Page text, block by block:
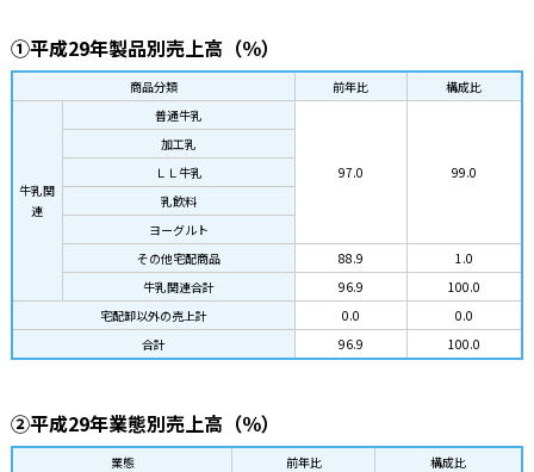
①平成29年製品別売上高（％）
商品分類 前年比 構成比
牛乳関
連
普通牛乳
97.0 99.0
加工乳
ＬＬ牛乳
乳飲料
ヨーグルト
その他宅配商品
88.9
1.0
牛乳関連合計
96.9
100.0
宅配卸以外の売上計
0.0
0.0
合計
96.9 100.0
②平成29年業態別売上高（％）
業態 前年比
構成比